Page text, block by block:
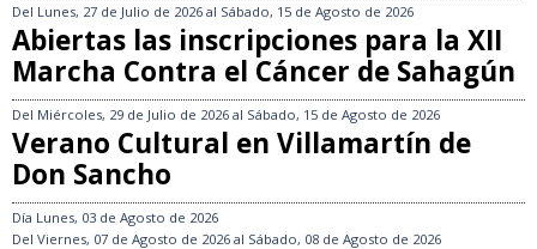
Del Lunes, 27 de Julio de 2026 al Sábado, 15 de Agosto de 2026
Abiertas las inscripciones para la XII
Marcha Contra el Cáncer de Sahagún
Del Miércoles, 29 de Julio de 2026 al Sábado, 15 de Agosto de 2026
Verano Cultural en Villamartín de
Don Sancho
Día Lunes, 03 de Agosto de 2026
Del Viernes, 07 de Agosto de 2026 al Sábado, 08 de Agosto de 2026